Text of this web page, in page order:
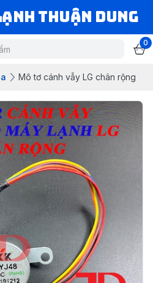
THUẬN DUNG
0
Mô tơ cánh vẫy LG chân rộng